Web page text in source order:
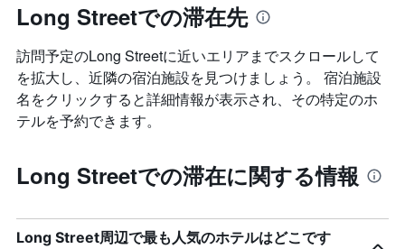
Long Streetでの滞在先
訪問予定のLong Streetに近いエリアまでスクロールして
を拡大し、近隣の宿泊施設を見つけましょう。 宿泊施設
名をクリックすると詳細情報が表示され、その特定のホ
テルを予約できます。
Long Streetでの滞在に関する情報
Long Street周辺で最も人気のホテルはどこです